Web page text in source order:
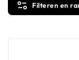
Filteren en